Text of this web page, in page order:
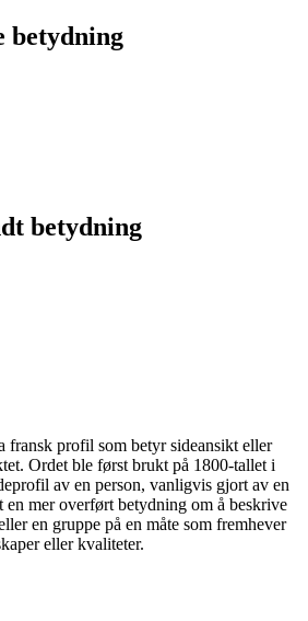
betydning
betydning
fransk profil som betyr sideansikt eller
Ordet ble først brukt på 1800-tallet i
av en person, vanligvis gjort av en
en mer overført betydning om å beskrive
en gruppe på en måte som fremhever
eller kvaliteter.